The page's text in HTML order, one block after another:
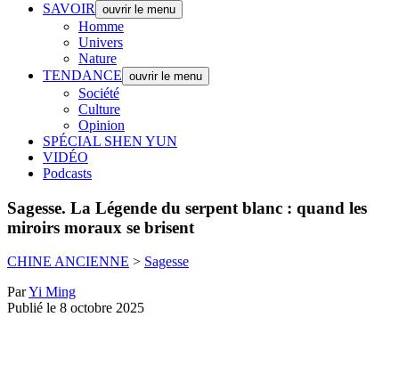
SAVOIR
ouvrir le menu
Homme
Univers
Nature
TENDANCE ouvrir le menu
Société
Culture
Opinion
SPÉCIAL SHEN YUN
VIDÉO
Podcasts
Sagesse. La Légende du serpent blanc : quand les
miroirs moraux se brisent
CHINE ANCIENNE > Sagesse
ParYi Ming
Publié le 8 octobre 2025